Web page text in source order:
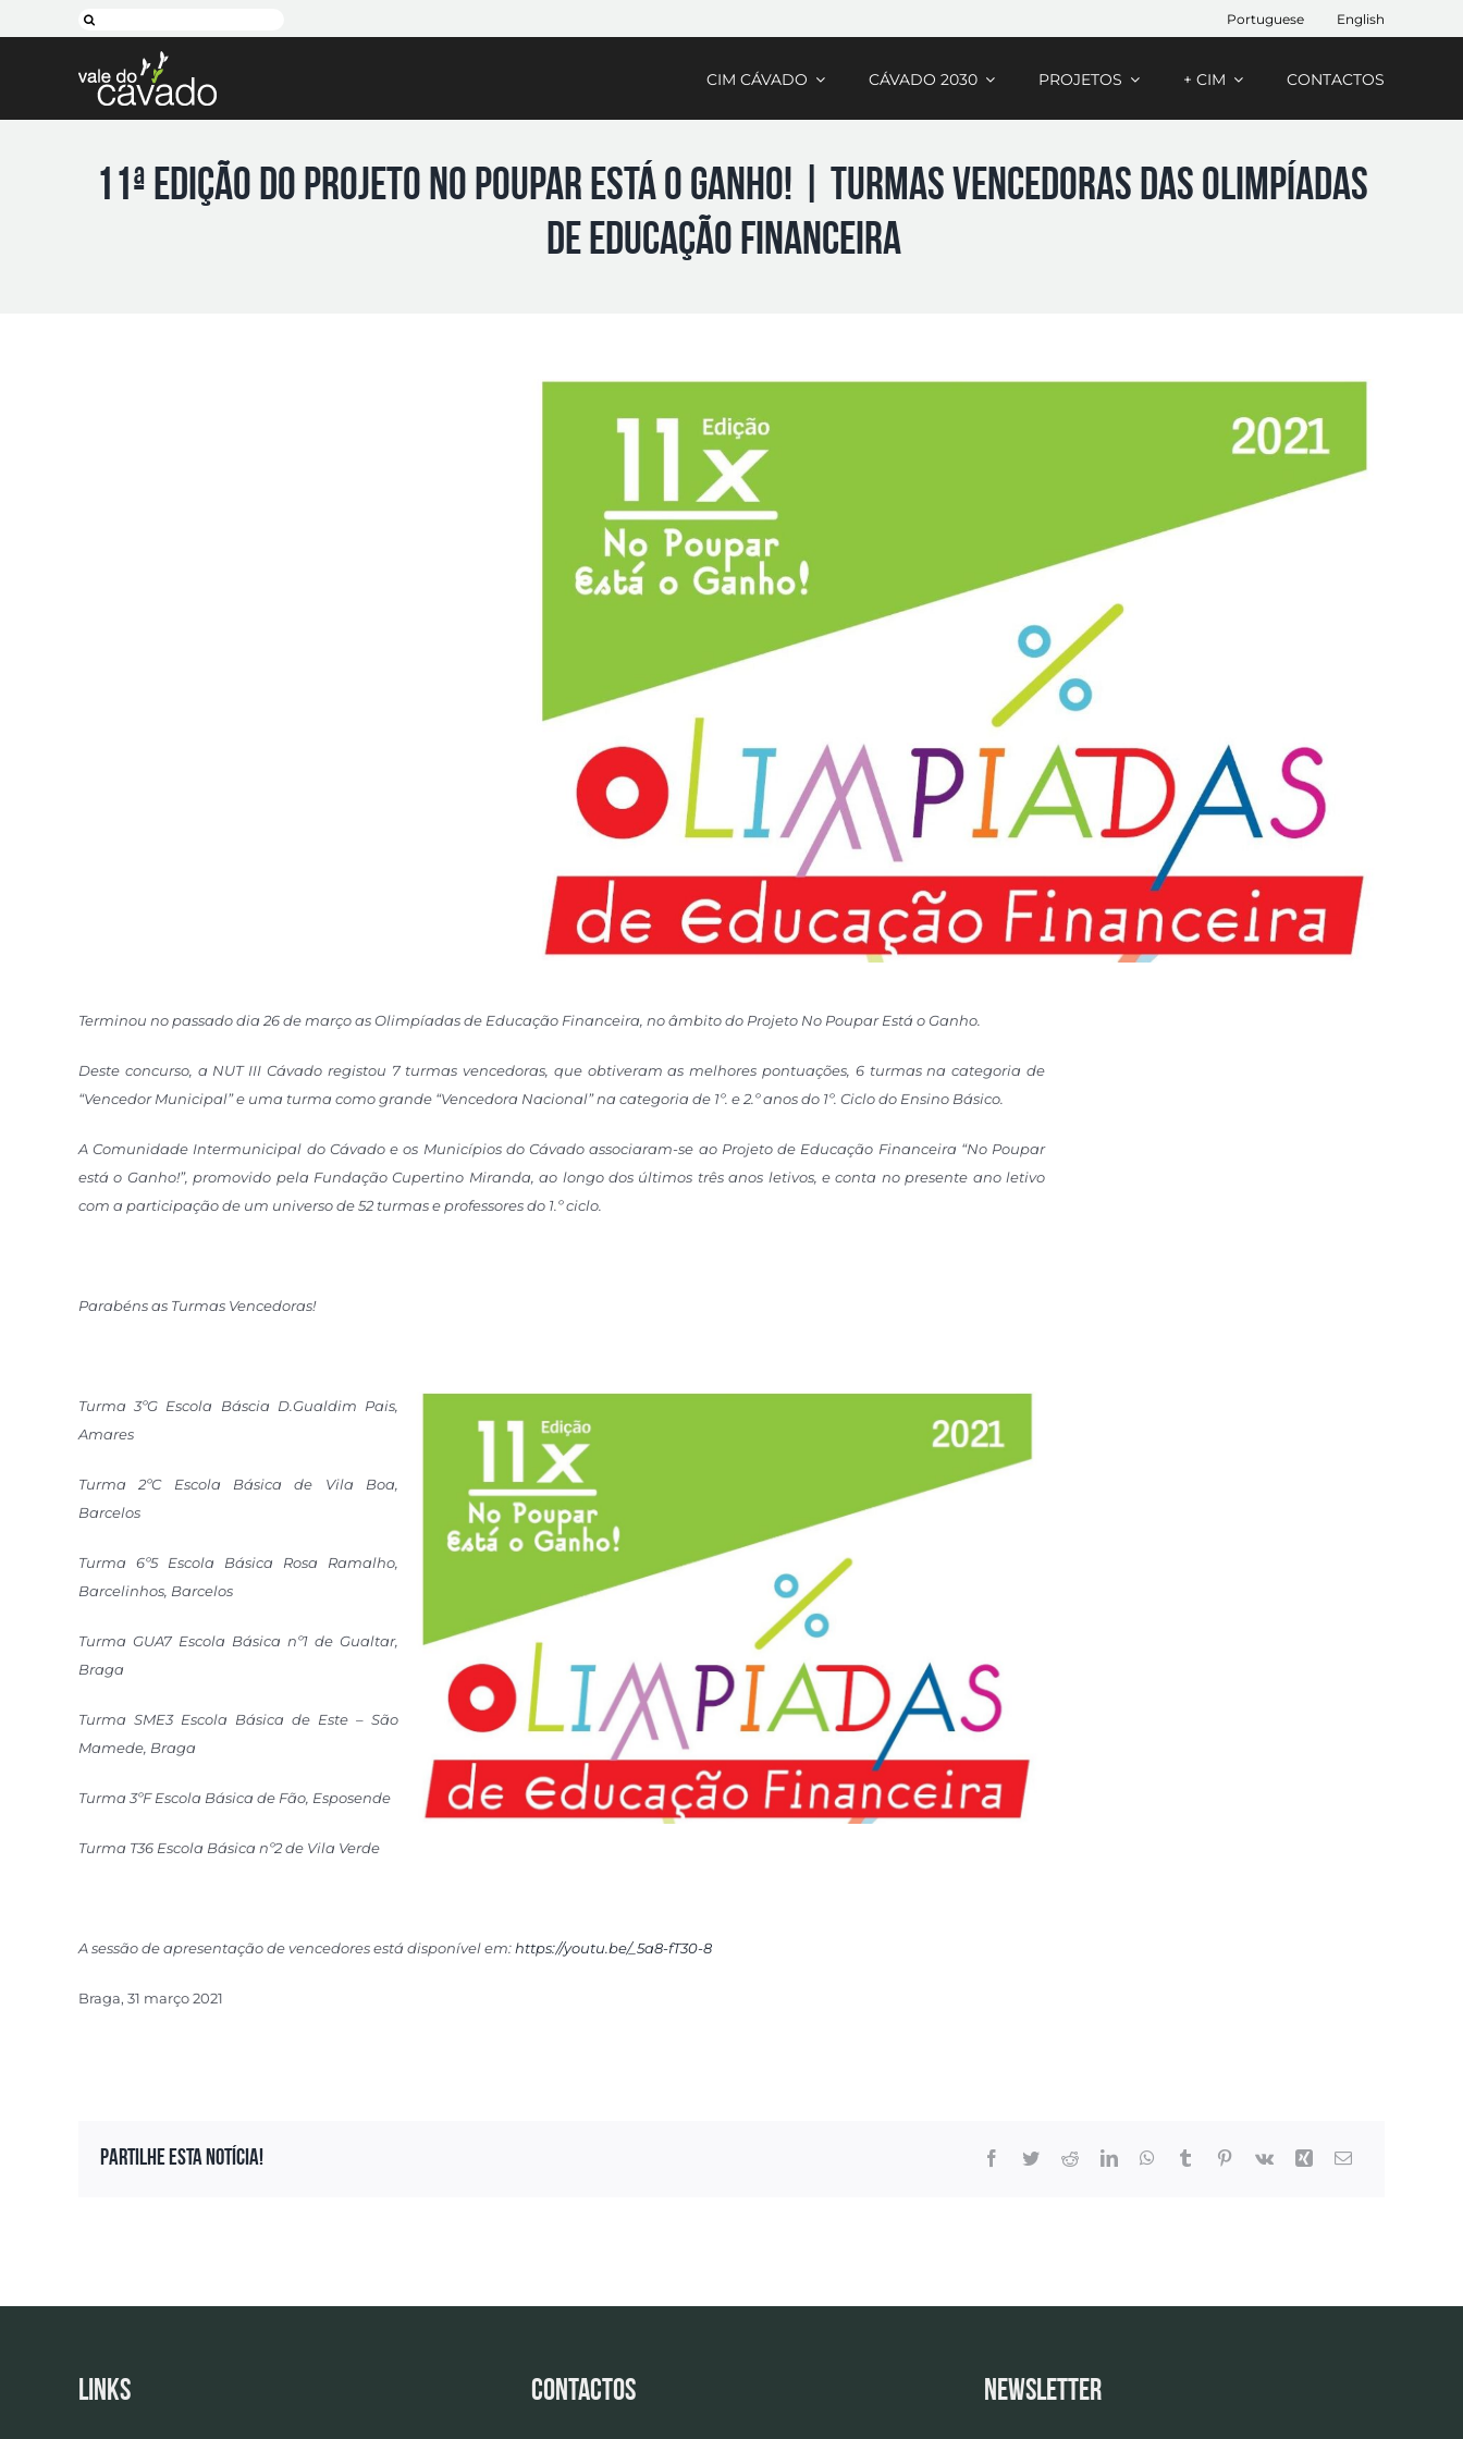
to
Pesquisar Portuguese English
CIM CÁVADO CÁVADO 2030 PROJETOS + CIM CONTACTOS
11ª Edição do Projeto No Poupar Está o Ganho! | Turmas Vencedoras das Olimpíadas
De Educação Financeira
Terminou no passado dia 26 de março as Olimpíadas de Educação Financeira, no âmbito do Projeto No Poupar Está o Ganho.
Deste concurso, a NUT III Cávado registou 7 turmas vencedoras, que obtiveram as melhores pontuações, 6 turmas na categoria de
“Vencedor Municipal” e uma turma como grande “Vencedora Nacional” na categoria de 1º. e 2.º anos do 1º. Ciclo do Ensino Básico.
A Comunidade Intermunicipal do Cávado e os Municípios do Cávado associaram-se ao Projeto de Educação Financeira “No Poupar
está o Ganho!”, promovido pela Fundação Cupertino Miranda, ao longo dos últimos três anos letivos, e conta no presente ano letivo
com a participaçãode um universo de 52 turmas e professores do 1.º ciclo.
Parabéns as Turmas Vencedoras!
Turma 3ºG Escola Báscia D.Gualdim Pais,
Amares
Turma 2ºC Escola Básica de Vila Boa,
Barcelos
Turma 6º5 Escola Básica Rosa Ramalho,
Barcelinhos, Barcelos
Turma GUA7 Escola Básica nº1 de Gualtar,
Braga
Turma SME3 Escola Básica de Este – São
Mamede, Braga
Turma 3ºF Escola Básica de Fão, Esposende
Turma T36 Escola Básica nº2 de Vila Verde
A sessão de apresentação de vencedores está disponível em:https://youtu.be/_5a8-fT30-8
Braga, 31 março 2021
Partilhe esta notícia!
Links Contactos Newsletter